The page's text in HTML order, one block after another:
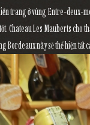
trang ở vùng Entre-deux-
Chateau Les Mauberts cho
Bordeaux này sẽ thể hiện